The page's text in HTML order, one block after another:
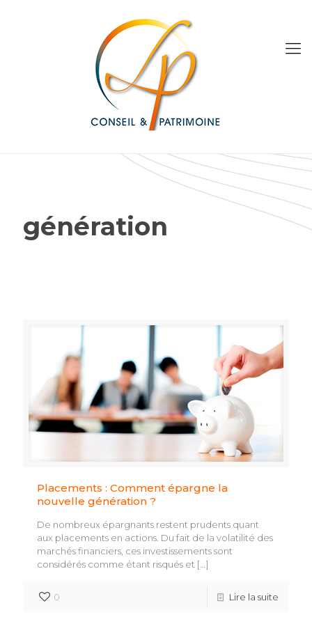
génération
Placements : Comment épargne la
nouvelle génération ?
De nombreux épargnants restent prudents quant
aux placements en actions. Du fait de la volatilité des
marchés financiers, ces investissements sont
considérés comme étant risqués et […]
0 Lire la suite